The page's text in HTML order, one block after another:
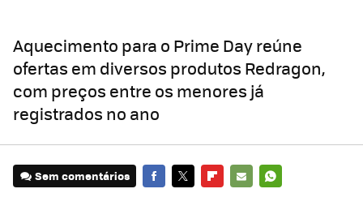
Aquecimento para o Prime Day reúne
ofertas em diversos produtos Redragon,
com preços entre os menores já
registrados no ano
Sem comentários